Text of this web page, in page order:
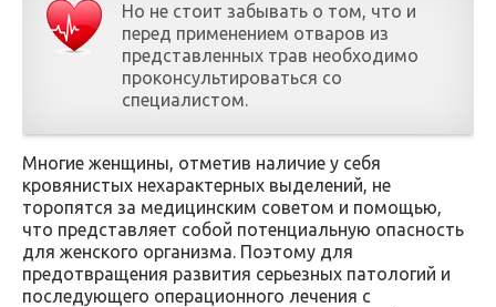
Но не стоит забывать о том, что и
перед применением отваров из
представленных трав необходимо
проконсультироваться со
специалистом.
Многие женщины, отметив наличие у себя
кровянистых нехарактерных выделений, не
торопятся за медицинским советом и помощью,
что представляет собой потенциальную опасность
для женского организма. Поэтому для
предотвращения развития серьезных патологий и
последующего операционного лечения с